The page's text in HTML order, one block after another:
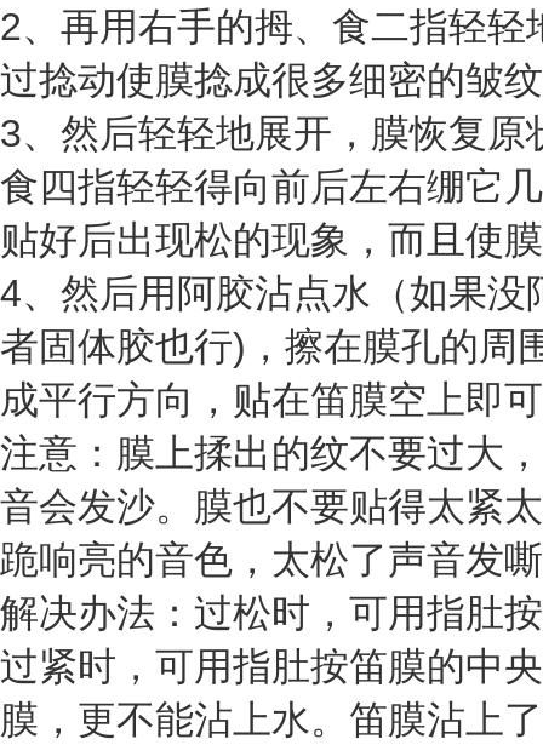
2、再用右手的拇、食二指轻轻
过捻动使膜捻成很多细密的皱
3、然后轻轻地展开，膜恢复原
食四指轻轻得向前后左右绷它
贴好后出现松的现象，而且使
4、然后用阿胶沾点水（如果没
者固体胶也行)，擦在膜孔的周
成平行方向，贴在笛膜空上即
注意：膜上揉出的纹不要过大
音会发沙。膜也不要贴得太紧
跪响亮的音色，太松了声音发
解决办法：过松时，可用指肚
过紧时，可用指肚按笛膜的中
膜，更不能沾上水。笛膜沾上